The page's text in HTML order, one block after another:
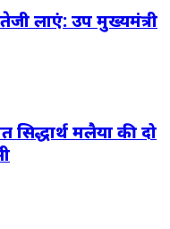
लाएं: उप मुख्यमंत्री
मलैया की दो